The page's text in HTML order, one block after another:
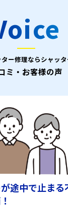
ー修理ならシャッ
ミ・お客様の声
途中で止まる